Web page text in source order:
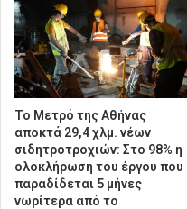
Το Μετρό της Αθήνας
αποκτά 29,4 χλμ. νέων
σιδητροτροχιών: Στο 98% η
ολοκλήρωση του έργου που
παραδίδεται 5 μήνες
νωρίτερα από το